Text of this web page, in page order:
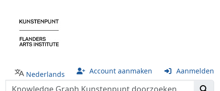
Nederlands Account aanmaken Aanmelden